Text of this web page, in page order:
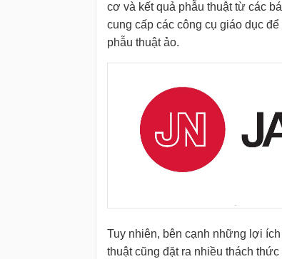
cơ và kết quả phẫu thuật từ các
cung cấp các công cụ giáo dục
phẫu thuật ảo.
Tuy nhiên, bên cạnh những lợi
thuật cũng đặt ra nhiều thách